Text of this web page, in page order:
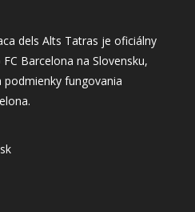
dels Alts Tatras je oficiálny
Barcelona na Slovensku,
fungovania